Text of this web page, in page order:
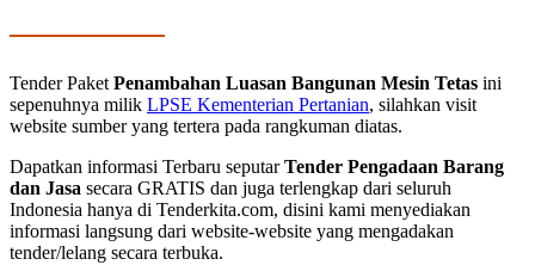
Tender Paket Penambahan Luasan Bangunan Mesin Tetas ini
sepenuhnya milik LPSE Kementerian Pertanian, silahkan visit
website sumber yang tertera pada rangkuman diatas.
Dapatkan informasi Terbaru seputarTender Pengadaan Barang
dan Jasa secara GRATIS dan juga terlengkap dari seluruh
Indonesia hanya di Tenderkita.com, disini kami menyediakan
informasi langsung dari website-website yang mengadakan
tender/lelang secara terbuka.